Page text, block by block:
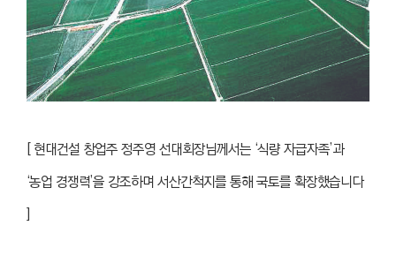
[ 현대건설 창업주 정주영 선대회장님께서는 ‘식량 자급자족’과
‘농업 경쟁력’을 강조하며 서산간척지를 통해 국토를 확장했습니다
]